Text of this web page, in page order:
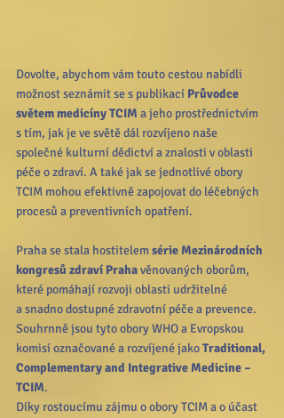
Dovolte, abychom vám touto cestou nabídli
možnost seznámit se s publikací Průvodce
světem medicíny TCIM a jeho prostřednictvím
s tím, jak je ve světě dál rozvíjeno naše
společné kulturní dědictví a znalosti v oblasti
péče o zdraví. A také jak se jednotlivé obory
TCIM mohou efektivně zapojovat do léčebných
procesů a preventivních opatření.
Praha se stala hostitelem série Mezinárodních
kongresů zdraví Praha věnovaných oborům,
které pomáhají rozvoji oblasti udržitelné
a snadno dostupné zdravotní péče a prevence.
Souhrnně jsou tyto obory WHO a Evropskou
komisí označované a rozvíjené jako Traditional,
Complementary and Integrative Medicine –
TCIM.
Díky rostoucímu zájmu o obory TCIM a o účast